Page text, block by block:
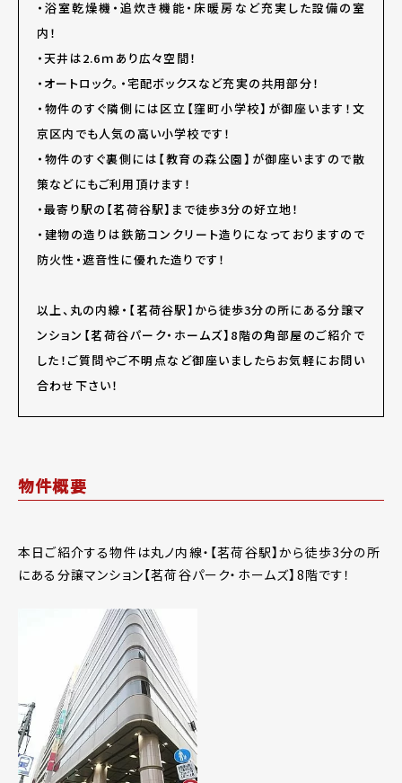
・浴室乾燥機・追炊き機能・床暖房など充実した設備の室
内！
・天井は2.6ｍあり広々空間！
・オートロック。・宅配ボックスなど充実の共用部分！
・物件のすぐ隣側には区立【窪町小学校】が御座います！文
京区内でも人気の高い小学校です！
・物件のすぐ裏側には【教育の森公園】が御座いますので散
策などにもご利用頂けます！
・最寄り駅の【茗荷谷駅】まで徒歩3分の好立地！
・建物の造りは鉄筋コンクリート造りになっておりますので
防火性・遮音性に優れた造りです！
以上、丸の内線・【茗荷谷駅】から徒歩3分の所にある分譲マ
ンション【茗荷谷パーク・ホームズ】8階の角部屋のご紹介で
した！ご質問やご不明点など御座いましたらお気軽にお問い
合わせ下さい！
物件概要
本日ご紹介する物件は丸ノ内線・【茗荷谷駅】から徒歩3分の所
にある分譲マンション【茗荷谷パーク・ホームズ】8階です！